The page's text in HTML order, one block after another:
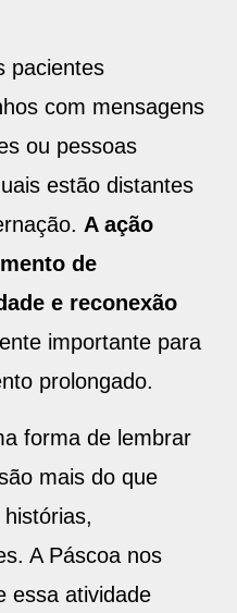
pacientes
com mensagens
ou pessoas
estão distantes
A ação
de
e reconexão
importante para
prolongado.
forma de lembrar
mais do que
A Páscoa nos
essa atividade